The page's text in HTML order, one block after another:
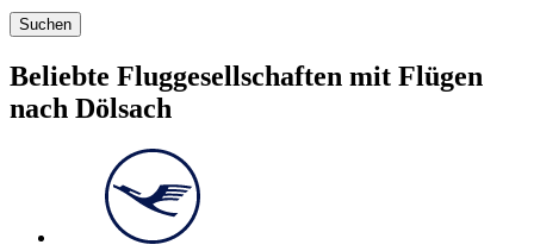
Suchen
Beliebte Fluggesellschaften mit Flügen
nach Dölsach